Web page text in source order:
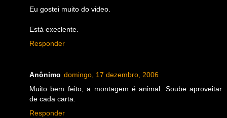
Eu gostei muito do video.
Está execlente.
Responder
Anônimo domingo, 17 dezembro, 2006
Muito bem feito, a montagem é animal. Soube aproveitar
de cada carta.
Responder